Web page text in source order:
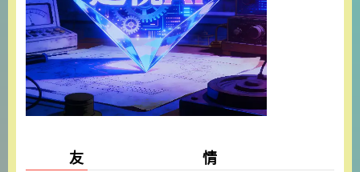
友 情